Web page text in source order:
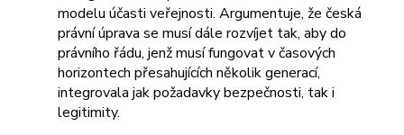
modelu účasti veřejnosti. Argumentuje, že česká
právní úprava se musí dále rozvíjet tak, aby do
právního řádu, jenž musí fungovat v časových
horizontech přesahujících několik generací,
integrovala jak požadavky bezpečnosti, tak i
legitimity.